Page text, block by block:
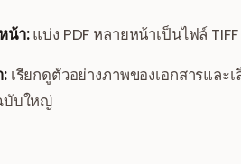
น้า:แบ่ง PDF หลายหน้าเป็นไฟล์
เรียกดูตัวอย่างภาพของเอกสารและ
บับใหญ่